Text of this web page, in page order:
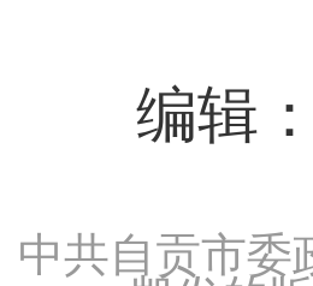
编辑
中共自贡市委